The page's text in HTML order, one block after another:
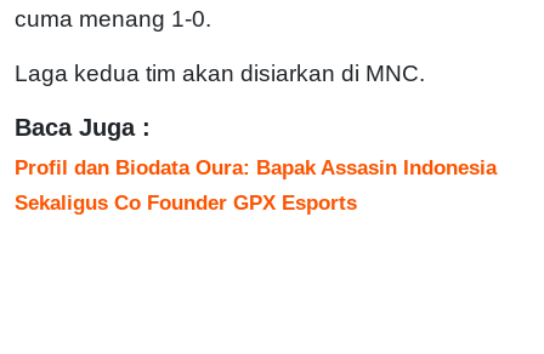
cuma menang 1-0.
Laga kedua tim akan disiarkan di MNC.
Baca Juga :
Profil dan Biodata Oura: Bapak Assasin Indonesia
Sekaligus Co Founder GPX Esports